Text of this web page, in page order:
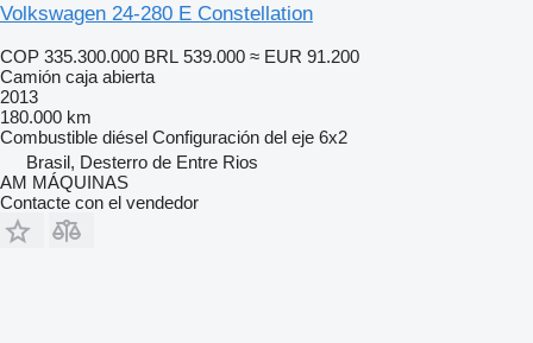
Volkswagen 24-280 E Constellation
COP 335.300.000 BRL 539.000 ≈ EUR 91.200
Camión caja abierta
2013
180.000 km
Combustible diésel Configuración del eje 6x2
Brasil, Desterro de Entre Rios
AM MÁQUINAS
Contacte con el vendedor